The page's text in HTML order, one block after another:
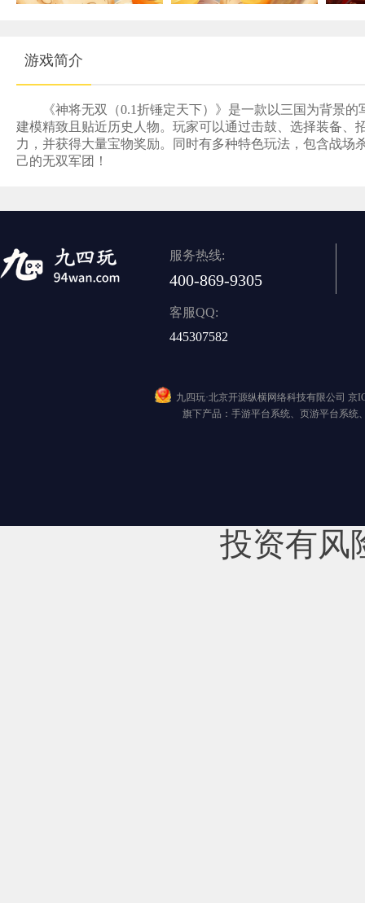
游戏简介
《神将无双（0.1折锤定天下）》是一款以三国为背景
建模精致且贴近历史人物。玩家可以通过击鼓、选择装备
力，并获得大量宝物奖励。同时有多种特色玩法，包含战
己的无双军团！
服务热线:
400-869-9305
客服QQ:
445307582
九四玩·北京开源纵横网络科技有限公司 京
旗下产品：手游平台系统、页游平台系统
投资有风